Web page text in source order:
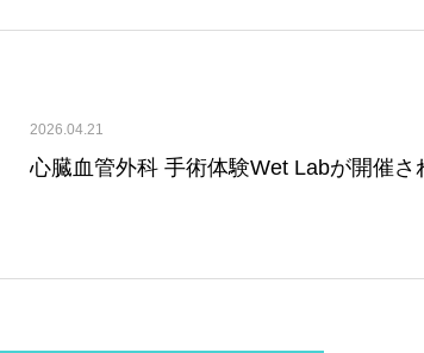
2026.04.21
⼼臓⾎管外科 ⼿術体験Wet Labが開催さ